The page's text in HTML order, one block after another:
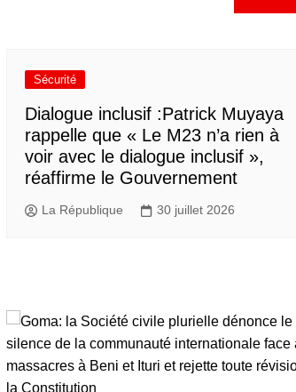
Sécurité
Dialogue inclusif :Patrick Muyaya
rappelle que « Le M23 n’a rien à
voir avec le dialogue inclusif »,
réaffirme le Gouvernement
La République 30 juillet 2026